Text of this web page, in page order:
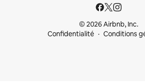
© 2026 Airbnb, Inc.
Confidentialité
Conditions